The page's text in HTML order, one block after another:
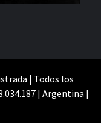
| Todos los
| Argentina |